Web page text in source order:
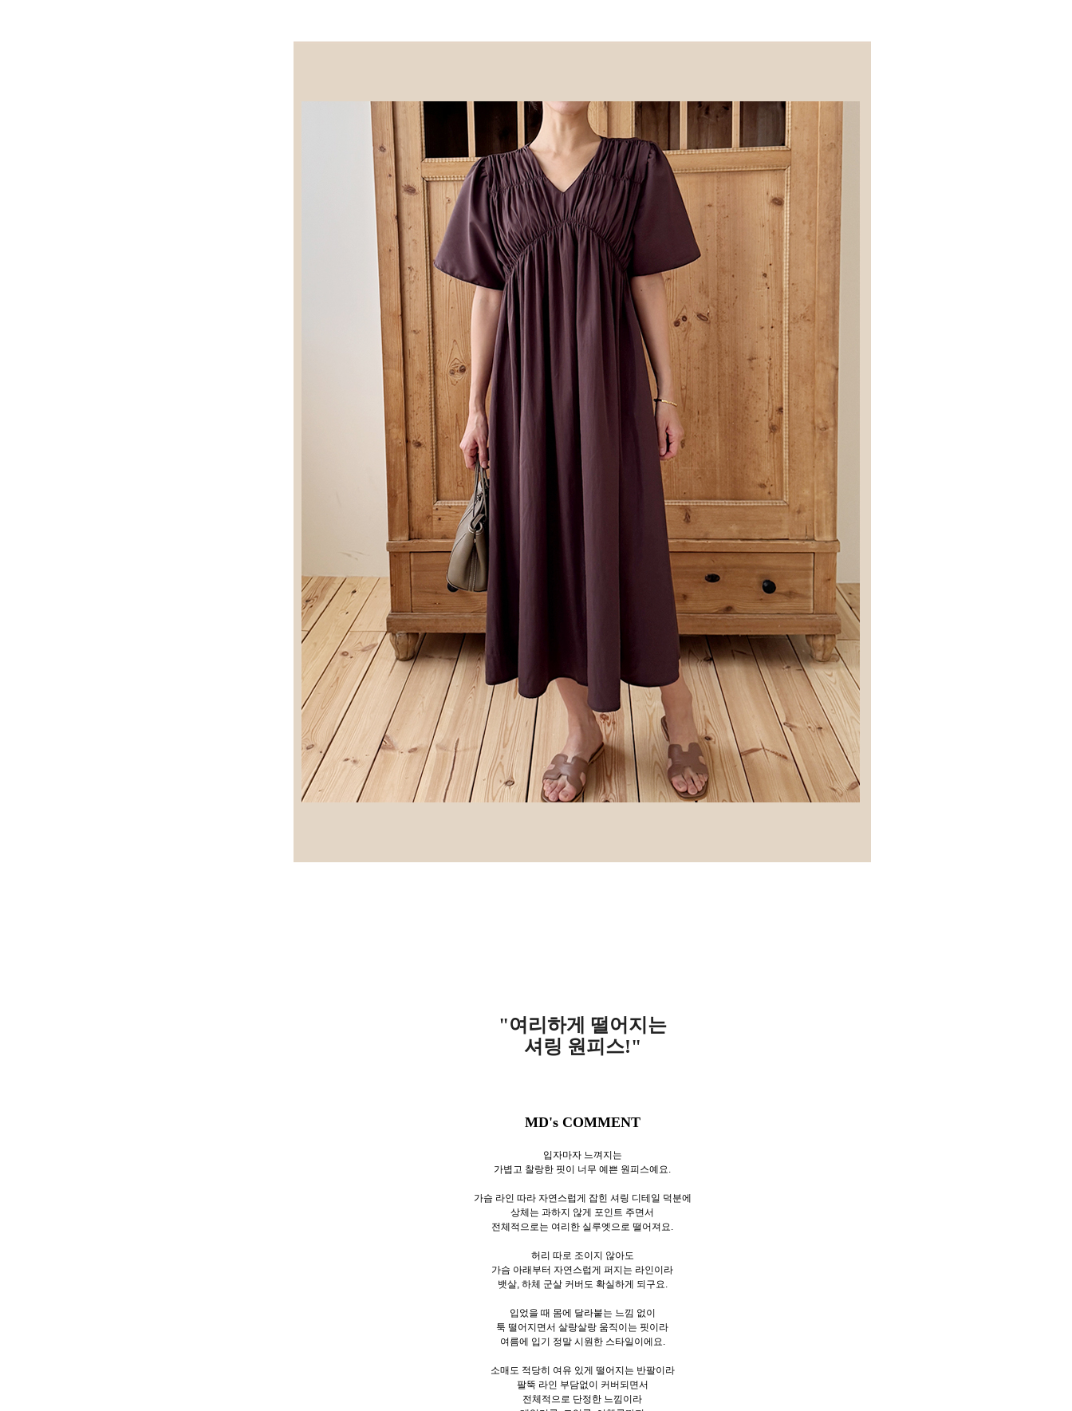
"여리하게 떨어지는
셔링 원피스!"
MD's COMMENT
입자마자 느껴지는
가볍고 찰랑한 핏이 너무 예쁜 원피스예요.
가슴 라인 따라 자연스럽게 잡힌 셔링 디테일 덕분에
상체는 과하지 않게 포인트 주면서
전체적으로는 여리한 실루엣으로 떨어져요.
허리 따로 조이지 않아도
가슴 아래부터 자연스럽게 퍼지는 라인이라
뱃살, 하체 군살 커버도 확실하게 되구요.
입었을 때 몸에 달라붙는 느낌 없이
툭 떨어지면서 살랑살랑 움직이는 핏이라
여름에 입기 정말 시원한 스타일이에요.
소매도 적당히 여유 있게 떨어지는 반팔이라
팔뚝 라인 부담없이 커버되면서
전체적으로 단정한 느낌이라